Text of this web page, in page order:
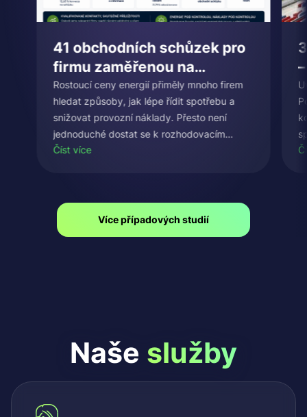
41 obchodních schůzek pro
firmu zaměřenou na
energetický management a
úspory energií
Rostoucí ceny energií přiměly mnoho firem
hledat způsoby, jak lépe řídit spotřebu a
snižovat provozní náklady. Přesto není
jednoduché dostat se k rozhodovacím
osobám, které mají energetiku, správu
Číst více
Více případových studií
Naše služby